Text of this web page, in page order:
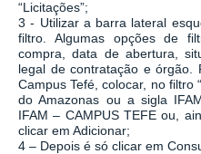
“Licitações”;
3 - Utilizar a barra lateral
filtro. Algumas opções de
compra, data de abertura,
legal de contratação e órgão.
Campus Tefé, colocar, no filtro
do Amazonas ou a sigla
IFAM – CAMPUS TEFE ou,
clicar em Adicionar;
4 – Depois é só clicar em